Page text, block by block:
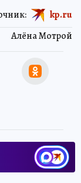
Алёна Мотрой
kp.ru